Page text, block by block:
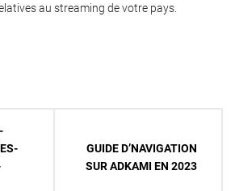
au streaming de votre pays.
GUIDE D’NAVIGATION
SUR ADKAMI EN 2023